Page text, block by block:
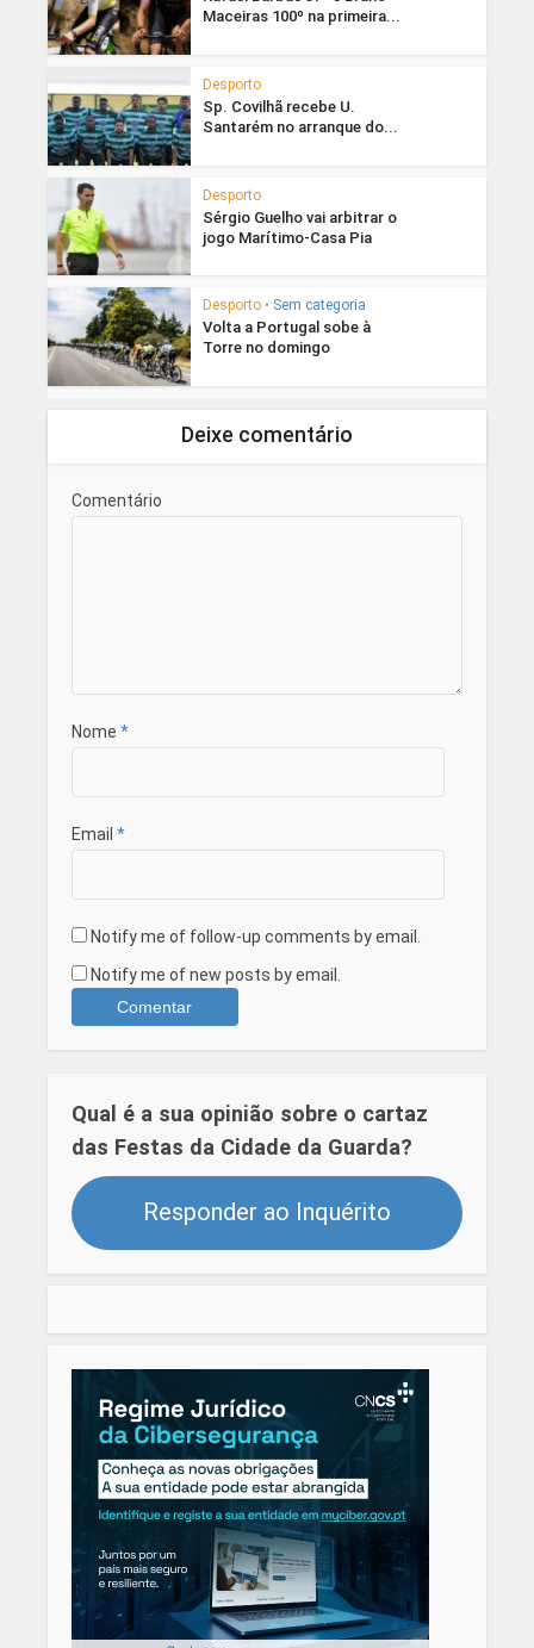
Maceiras 100º na primeira...
Desporto
Sp. Covilhã recebe U.
Santarém no arranque do...
Desporto
Sérgio Guelho vai arbitrar o
jogo Marítimo-Casa Pia
Desporto • Sem categoria
Volta a Portugal sobe à
Torre no domingo
Deixe comentário
Comentário
Nome *
Email *
Notify me of follow-up comments by email.
Notify me of new posts by email.
Qual é a sua opinião sobre o cartaz
das Festas da Cidade da Guarda?
Responder ao Inquérito